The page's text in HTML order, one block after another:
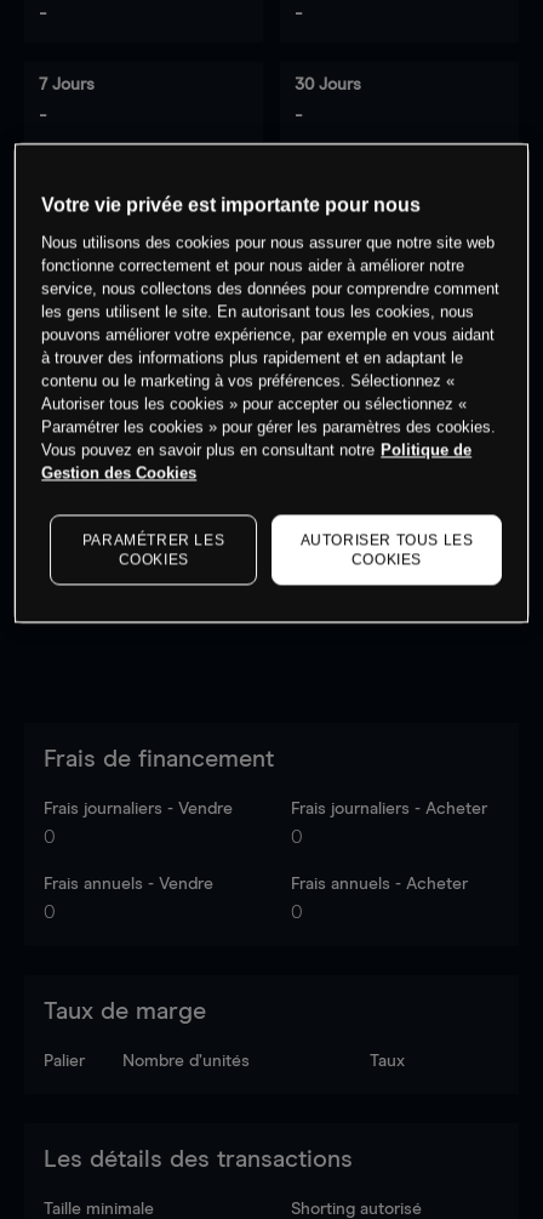
- -
7 Jours
-
30 Jours
-
0 % des clients ont une position à
cet actif
Commencez à trader
dernières données du marché.Log into see latest
market data
Frais de financement
Frais journaliers - Vendre
0
Frais journaliers - Acheter
0
Frais annuels - Vendre
0
Frais annuels - Acheter
0
Taux de marge
Palier Nombre d’unités Taux
Les détails des transactions
Taille minimale Shorting autorisé
Votre vie privée est importante pour nous
Nous utilisons des cookies pour nous assurer que notre site web
fonctionne correctement et pour nous aider à améliorer notre
service, nous collectons des données pour comprendre comment
les gens utilisent le site. En autorisant tous les cookies, nous
pouvons améliorer votre expérience, par exemple en vous aidant
à trouver des informations plus rapidement et en adaptant le
contenu ou le marketing à vos préférences. Sélectionnez «
Autoriser tous les cookies » pour accepter ou sélectionnez «
Paramétrer les cookies » pour gérer les paramètres des cookies.
Vous pouvez en savoir plus en consultant notre Politique de
Gestion des Cookies
PARAMÉTRER LES
COOKIES
AUTORISER TOUS LES
COOKIES